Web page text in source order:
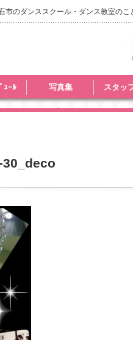
のダンススクール・ダンス教室のこ
ｭｰﾙ 写真集 スタッ
30_deco